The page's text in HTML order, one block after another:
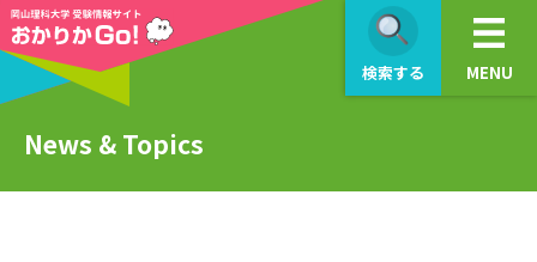
検索する MENU
News & Topics